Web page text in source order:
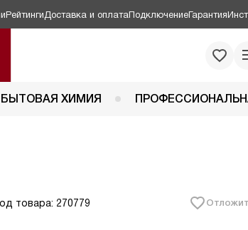
Рейтинги Доставка и оплатаПодключениеГарантия
ХИМИЯ
товара: 270779